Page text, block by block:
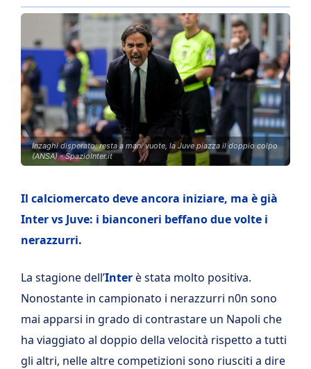
Inzaghi disperato: resta a mani vuote, la Juve piazza il doppio colpo
(ANSA) - SpazioInter.it
Il calciomercato deve ancora iniziare, ma è già
Inter vs Juve: i bianconeri beffano due volte i
nerazzurri.
La stagione dell’Interè stata molto positiva.
Nonostante in campionato i nerazzurri n0n sono
mai apparsi in grado di contrastare un Napoli che
ha viaggiato al doppio della velocità rispetto a tutti
gli altri, nelle altre competizioni sono riusciti a dire